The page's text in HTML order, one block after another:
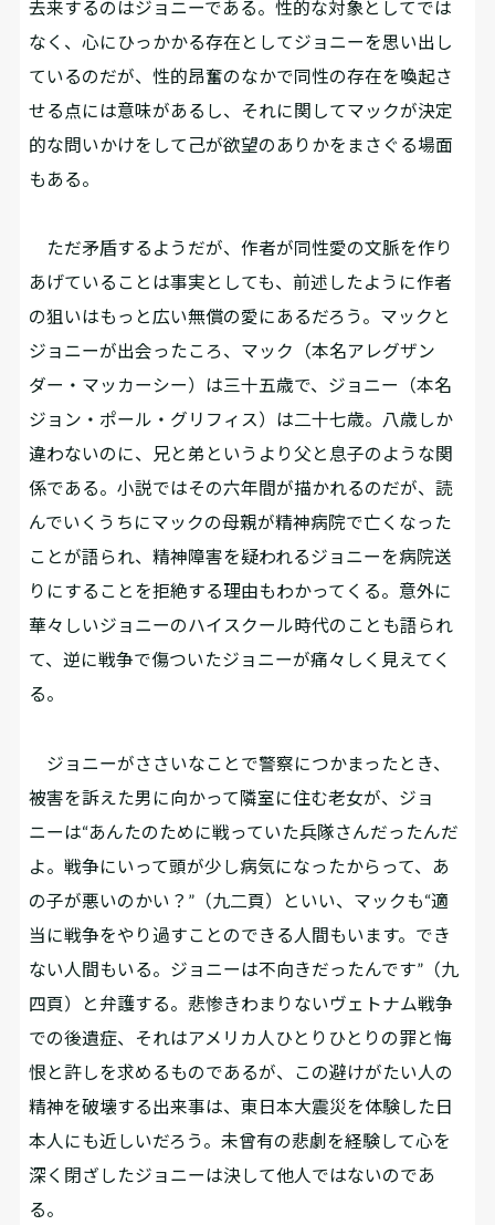
去来するのはジョニーである。性的な対象としてでは
なく、心にひっかかる存在としてジョニーを思い出し
ているのだが、性的昂奮のなかで同性の存在を喚起さ
せる点には意味があるし、それに関してマックが決定
的な問いかけをして己が欲望のありかをまさぐる場面
もある。
ただ矛盾するようだが、作者が同性愛の文脈を作り
あげていることは事実としても、前述したように作者
の狙いはもっと広い無償の愛にあるだろう。マックと
ジョニーが出会ったころ、マック（本名アレグザン
ダー・マッカーシー）は三十五歳で、ジョニー（本名
ジョン・ポール・グリフィス）は二十七歳。八歳しか
違わないのに、兄と弟というより父と息子のような関
係である。小説ではその六年間が描かれるのだが、読
んでいくうちにマックの母親が精神病院で亡くなった
ことが語られ、精神障害を疑われるジョニーを病院送
りにすることを拒絶する理由もわかってくる。意外に
華々しいジョニーのハイスクール時代のことも語られ
て、逆に戦争で傷ついたジョニーが痛々しく見えてく
る。
ジョニーがささいなことで警察につかまったとき、
被害を訴えた男に向かって隣室に住む老女が、ジョ
ニーは“あんたのために戦っていた兵隊さんだったんだ
よ。戦争にいって頭が少し病気になったからって、あ
の子が悪いのかい？”（九二頁）といい、マックも“適
当に戦争をやり過すことのできる人間もいます。でき
ない人間もいる。ジョニーは不向きだったんです”（九
四頁）と弁護する。悲惨きわまりないヴェトナム戦争
での後遺症、それはアメリカ人ひとりひとりの罪と悔
恨と許しを求めるものであるが、この避けがたい人の
精神を破壊する出来事は、東日本大震災を体験した日
本人にも近しいだろう。未曾有の悲劇を経験して心を
深く閉ざしたジョニーは決して他人ではないのであ
る。